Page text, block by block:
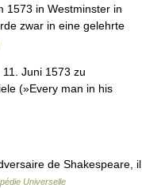
1573 in Westminster in
zwar in eine gelehrte
Juni 1573 zu
(»Every man in his
de Shakespeare, il
Universelle